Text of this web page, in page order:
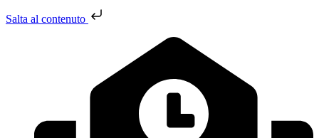
Salta al contenuto